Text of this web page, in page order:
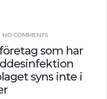
NO COMMENTS
som har
syns inte i